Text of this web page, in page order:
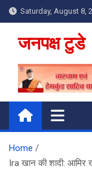
Skip
to
content
Saturday, August 8,
जनपक्ष टुडे
Home
Ira खान की शादी: आमिर